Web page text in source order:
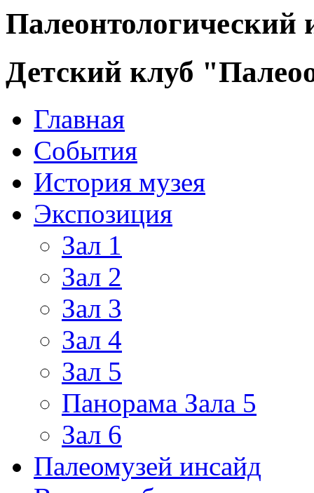
Палеонтологический
Детский клуб
Главная
События
История музея
Экспозиция
Зал 1
Зал 2
Зал 3
Зал 4
Зал 5
Панорама Зала 5
Зал 6
Палеомузей инсайд